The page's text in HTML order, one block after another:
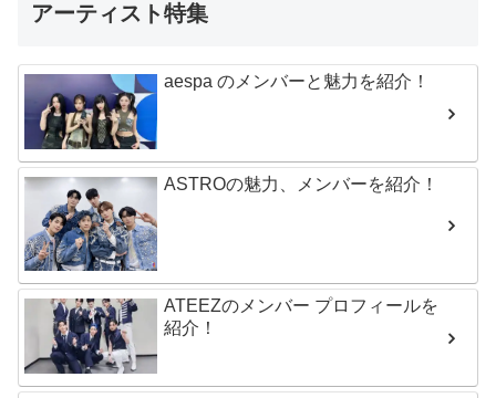
アーティスト特集
aespa のメンバーと魅力を紹介！
ASTROの魅力、メンバーを紹介！
ATEEZのメンバー プロフィールを
紹介！